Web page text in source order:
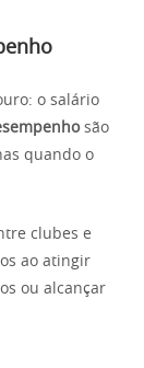
o salário
são
quando o
clubes e
ao atingir
ou alcançar